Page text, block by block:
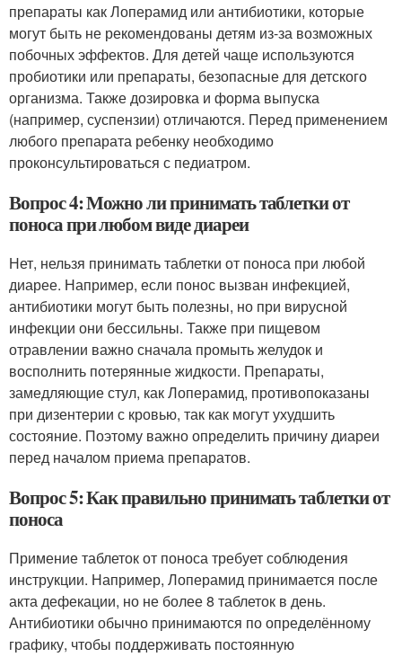
препараты как Лоперамид или антибиотики, которые
могут быть не рекомендованы детям из-за возможных
побочных эффектов. Для детей чаще используются
пробиотики или препараты, безопасные для детского
организма. Также дозировка и форма выпуска
(например, суспензии) отличаются. Перед применением
любого препарата ребенку необходимо
проконсультироваться с педиатром.
Вопрос 4: Можно ли принимать таблетки от
поноса при любом виде диареи
Нет, нельзя принимать таблетки от поноса при любой
диарее. Например, если понос вызван инфекцией,
антибиотики могут быть полезны, но при вирусной
инфекции они бессильны. Также при пищевом
отравлении важно сначала промыть желудок и
восполнить потерянные жидкости. Препараты,
замедляющие стул, как Лоперамид, противопоказаны
при дизентерии с кровью, так как могут ухудшить
состояние. Поэтому важно определить причину диареи
перед началом приема препаратов.
Вопрос 5: Как правильно принимать таблетки от
поноса
Примение таблеток от поноса требует соблюдения
инструкции. Например, Лоперамид принимается после
акта дефекации, но не более 8 таблеток в день.
Антибиотики обычно принимаются по определённому
графику, чтобы поддерживать постоянную